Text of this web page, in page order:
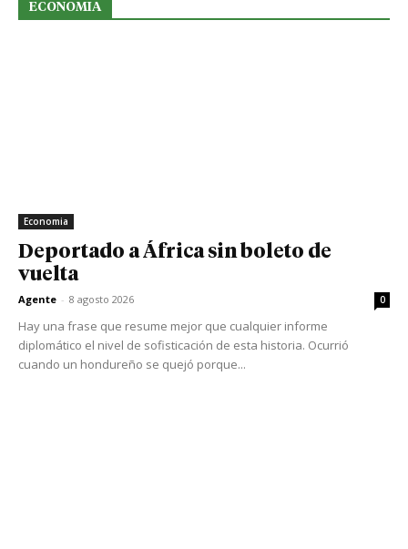
ECONOMIA
Economia
Deportado a África sin boleto de
vuelta
Agente - 8 agosto 2026 0
Hay una frase que resume mejor que cualquier informe
diplomático el nivel de sofisticación de esta historia. Ocurrió
cuando un hondureño se quejó porque...